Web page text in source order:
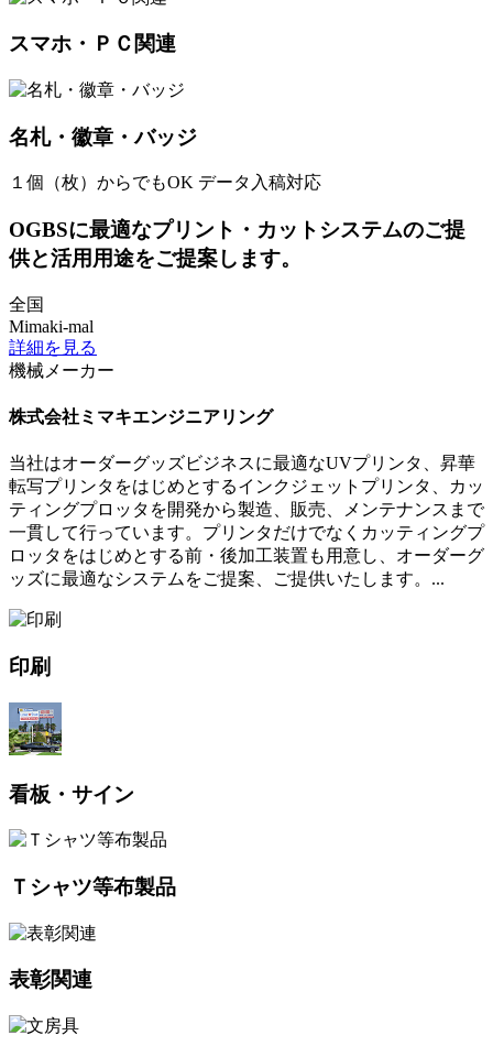
スマホ・ＰＣ関連
名札・徽章・バッジ
１個（枚）からでもOK データ入稿対応
OGBSに最適なプリント・カットシステムのご提
供と活用用途をご提案します。
全国
Mimaki-mal
詳細を見る
機械メーカー
株式会社ミマキエンジニアリング
当社はオーダーグッズビジネスに最適なUVプリンタ、昇華
転写プリンタをはじめとするインクジェットプリンタ、カッ
ティングプロッタを開発から製造、販売、メンテナンスまで
一貫して行っています。プリンタだけでなくカッティングプ
ロッタをはじめとする前・後加工装置も用意し、オーダーグ
ッズに最適なシステムをご提案、ご提供いたします。...
印刷
看板・サイン
Ｔシャツ等布製品
表彰関連